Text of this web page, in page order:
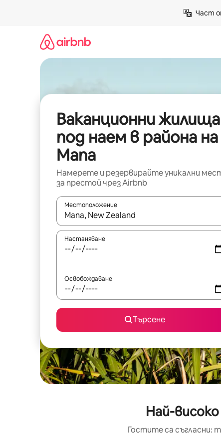
Част
Ваканционни жилища
под наем в района на
Mana
Намерете и резервирайте уникални
за престой чрез Airbnb
Местоположение
Когато резултатите се покажат,
Настаняване
Освобождаване
Търсене
Най-
Гостите са съгласни: